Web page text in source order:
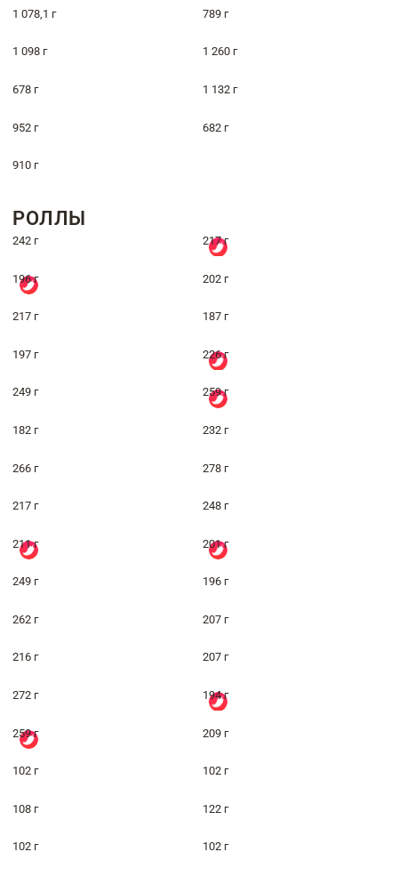
1 078,1 г 789 г
1 098 г 1 260 г
678 г 1 132 г
952 г 682 г
910 г
РОЛЛЫ
242 г 217 г
196 г 202 г
217 г 187 г
197 г 226 г
249 г 259 г
182 г 232 г
266 г 278 г
217 г 248 г
211 г 201 г
249 г 196 г
262 г 207 г
216 г 207 г
272 г 194 г
259 г 209 г
102 г 102 г
108 г 122 г
102 г 102 г